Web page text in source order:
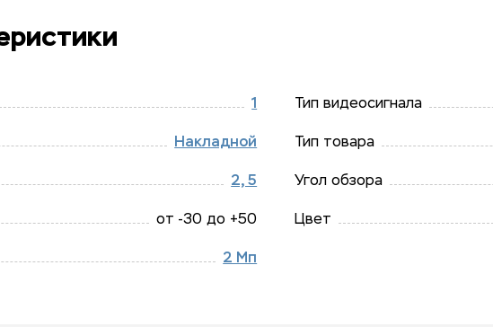
1
Накладной
2, 5
от -30 до +50
2 Мп
Тип видеосигнала
Тип товара
Угол обзора
Цвет